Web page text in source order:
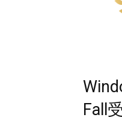
Fall